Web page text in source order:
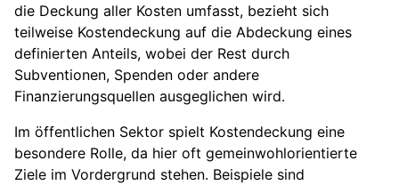
die Deckung aller Kosten umfasst, bezieht sich
teilweise Kostendeckung auf die Abdeckung eines
definierten Anteils, wobei der Rest durch
Subventionen, Spenden oder andere
Finanzierungsquellen ausgeglichen wird.
Im öffentlichen Sektor spielt Kostendeckung eine
besondere Rolle, da hier oft gemeinwohlorientierte
Ziele im Vordergrund stehen. Beispiele sind